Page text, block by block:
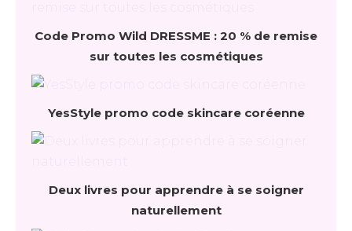
Code Promo Wild DRESSME : 20 % de remise
sur toutes les cosmétiques
YesStyle promo code skincare coréenne
Deux livres pour apprendre à se soigner
naturellement